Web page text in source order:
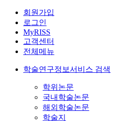
회원가입
로그인
MyRISS
고객센터
전체메뉴
학술연구정보서비스 검색
학위논문
국내학술논문
해외학술논문
학술지